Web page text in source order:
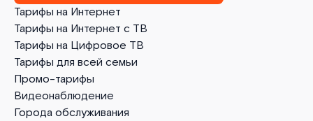
Тарифы на Интернет
Тарифы на Интернет с ТВ
Тарифы на Цифровое ТВ
Тарифы для всей семьи
Промо-тарифы
Видеонаблюдение
Города обслуживания